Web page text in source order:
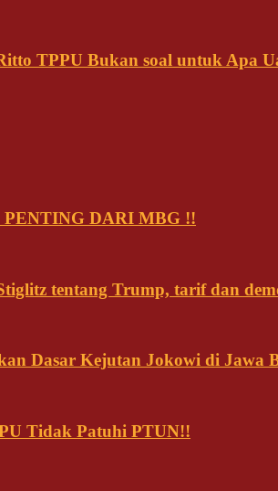
TPPU Bukan soal untuk Apa
DARI MBG !!
tentang Trump, tarif dan
Dasar Kejutan Jokowi di Jawa
Tidak Patuhi PTUN!!